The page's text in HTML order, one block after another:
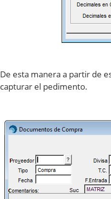
De esta manera a partir de
capturar el pedimento.